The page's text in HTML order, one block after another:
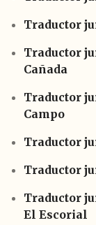
Traductor
Traductor
Cañada
Traductor
Campo
Traductor
Traductor
Traductor
El Escorial